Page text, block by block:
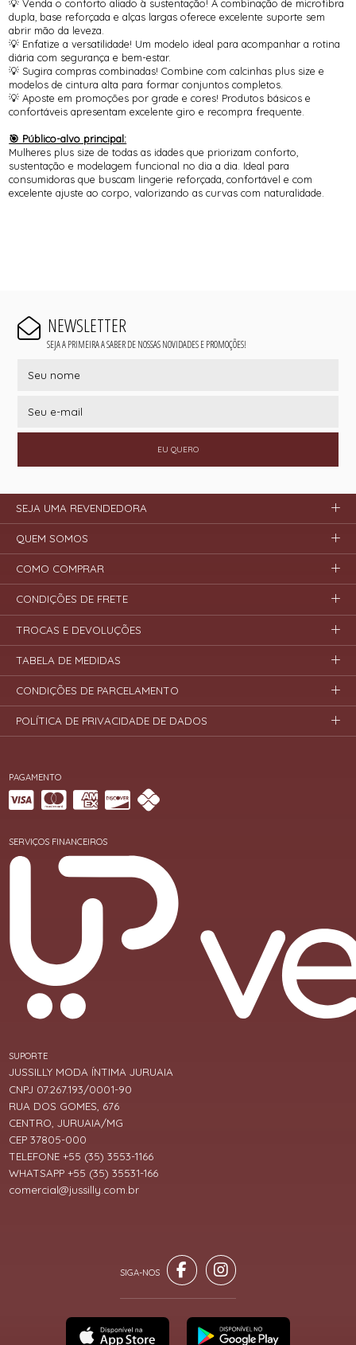
💡 Venda o conforto aliado à sustentação! A combinação de microfibra
dupla, base reforçada e alças largas oferece excelente suporte sem
abrir mão da leveza.
💡 Enfatize a versatilidade! Um modelo ideal para acompanhar a rotina
diária com segurança e bem-estar.
💡 Sugira compras combinadas! Combine com calcinhas plus size e
modelos de cintura alta para formar conjuntos completos.
💡 Aposte em promoções por grade e cores! Produtos básicos e
confortáveis apresentam excelente giro e recompra frequente.
🎯 Público-alvo principal:
Mulheres plus size de todas as idades que priorizam conforto,
sustentação e modelagem funcional no dia a dia. Ideal para
consumidoras que buscam lingerie reforçada, confortável e com
excelente ajuste ao corpo, valorizando as curvas com naturalidade.
NEWSLETTER
SEJA A PRIMEIRA A SABER DE NOSSAS NOVIDADES E PROMOÇÕES!
EU QUERO
PAGAMENTO
SERVIÇOS FINANCEIROS
SUPORTE
JUSSILLY MODA ÍNTIMA JURUAIA
CNPJ 07.267.193/0001-90
RUA DOS GOMES, 676
CENTRO, JURUAIA/MG
CEP 37805-000
TELEFONE +55 (35) 3553-1166
WHATSAPP +55 (35) 35531-166
comercial@jussilly.com.br
SEJA UMA REVENDEDORA
QUEM SOMOS
COMO COMPRAR
CONDIÇÕES DE FRETE
TROCAS E DEVOLUÇÕES
TABELA DE MEDIDAS
CONDIÇÕES DE PARCELAMENTO
POLÍTICA DE PRIVACIDADE DE DADOS